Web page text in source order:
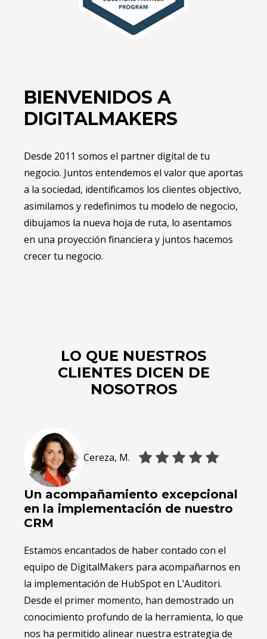
BIENVENIDOS A
DIGITALMAKERS
Desde 2011 somos el partner digital de tu
negocio. Juntos entendemos el valor que aportas
a la sociedad, identificamos los clientes objectivo,
asimilamos y redefinimos tu modelo de negocio,
dibujamos la nueva hoja de ruta, lo asentamos
en una proyección financiera y juntos hacemos
crecer tu negocio.
LO QUE NUESTROS
CLIENTES DICEN DE
NOSOTROS
Cereza, M.
Un acompañamiento excepcional
en la implementación de nuestro
CRM
Estamos encantados de haber contado con el
equipo de DigitalMakers para acompañarnos en
la implementación de HubSpot en L’Auditori.
Desde el primer momento, han demostrado un
conocimiento profundo de la herramienta, lo que
nos ha permitido alinear nuestra estrategia de